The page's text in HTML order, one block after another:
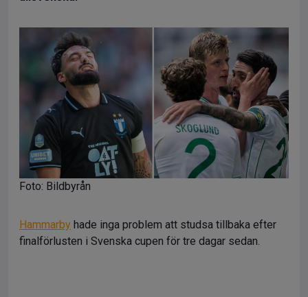
Foto: Bildbyrån
Hammarby hade inga problem att studsa tillbaka efter
finalförlusten i Svenska cupen för tre dagar sedan.